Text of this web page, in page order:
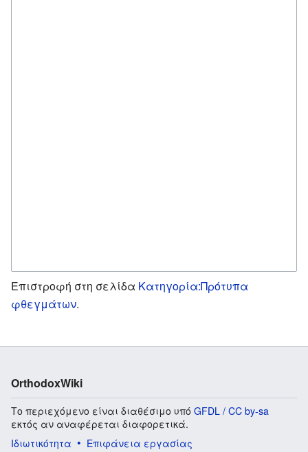
Επιστροφή στη σελίδα Κατηγορία:Πρότυπα
φθεγμάτων.
OrthodoxWiki
Το περιεχόμενο είναι διαθέσιμο υπό GFDL / CC by-sa
εκτός αν αναφέρεται διαφορετικά.
Ιδιωτικότητα
Επιφάνεια εργασίας